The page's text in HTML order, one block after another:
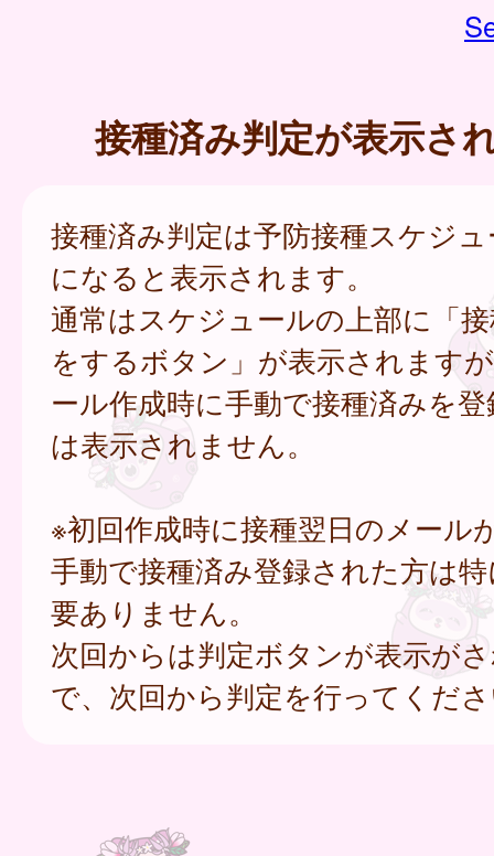
接種済み判定が表示さ
接種済み判定は予防接種スケジ
になると表示されます。
通常はスケジュールの上部に「
をするボタン」が表示されます
ール作成時に手動で接種済みを
は表示されません。
※初回作成時に接種翌日のメール
手動で接種済み登録された方は
要ありません。
次回からは判定ボタンが表示が
で、次回から判定を行ってくだ